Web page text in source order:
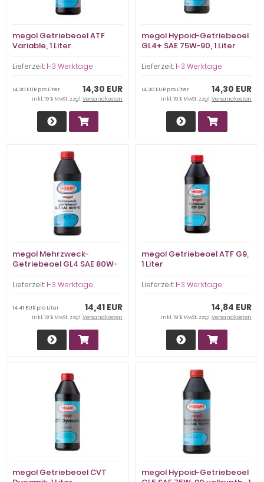
megol Getriebeoel ATF
Variable, 1 Liter
Lieferzeit:1-3 Werktage
14,30 EUR
14,30 EUR pro Liter
inkl. 19 % MwSt. zzgl.Versandkosten
megol Hypoid-Getriebeoel
GL4+ SAE 75W-90, 1 Liter
Lieferzeit:1-3 Werktage
14,30 EUR
14,30 EUR pro Liter
inkl. 19 % MwSt. zzgl.Versandkosten
megol Mehrzweck-
Getriebeoel GL4 SAE 80W-
Lieferzeit:1-3 Werktage
14,41 EUR
14,41 EUR pro Liter
inkl. 19 % MwSt. zzgl.Versandkosten
megol Getriebeoel ATF G9,
1 Liter
Lieferzeit:1-3 Werktage
14,84 EUR
inkl. 19 % MwSt. zzgl.Versandkosten
megol Getriebeoel CVT
megol Hypoid-Getriebeoel